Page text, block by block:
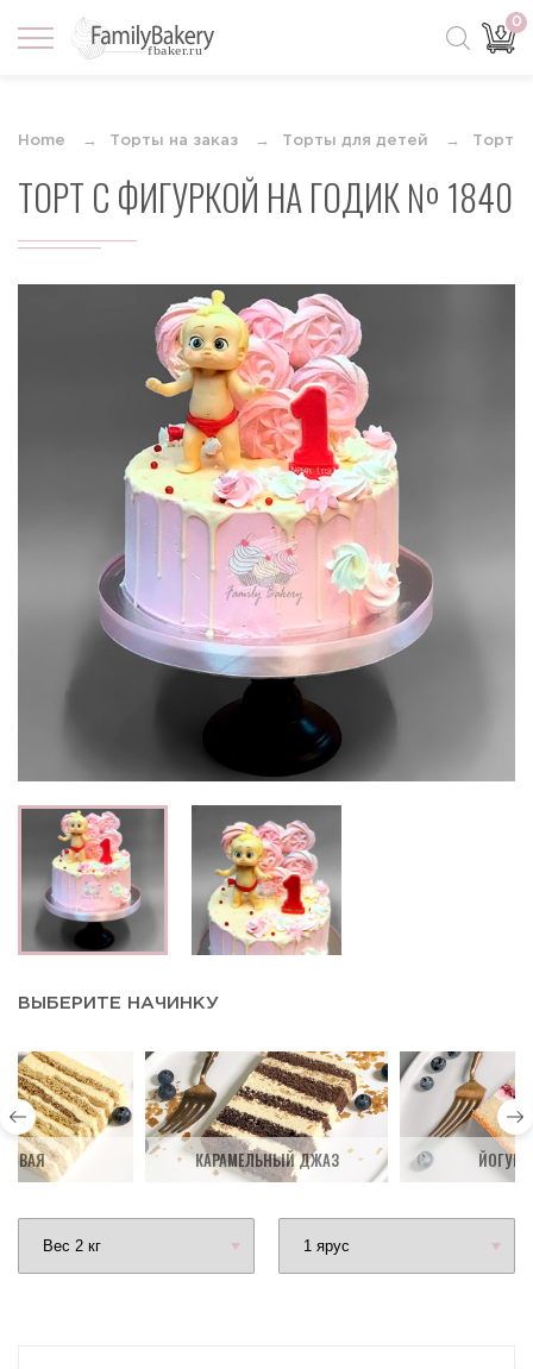
0
Home Торты на заказ Торты для детей Торты
ТОРТ С ФИГУРКОЙ НА ГОДИК № 1840
ВЫБЕРИТЕ НАЧИНКУ
КАРАМЕЛЬНЫЙ ДЖАЗ